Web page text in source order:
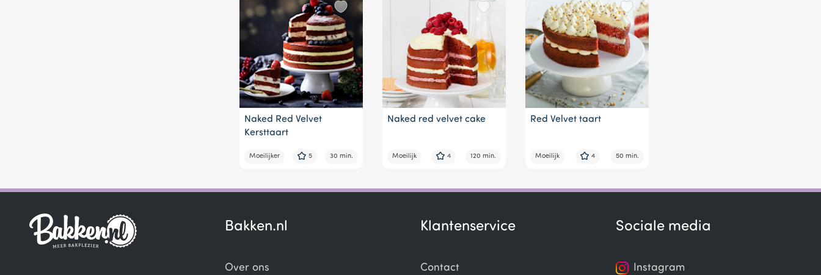
Naked Red Velvet
Kersttaart
Moeilijker 5 30 min.
Naked red velvet cake
Moeilijk 4 120 min.
Red Velvet taart
Moeilijk 4 50 min.
Bakken.nl
Over ons
Klantenservice
Contact
Sociale media
Instagram